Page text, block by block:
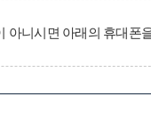
아니시면 아래의 휴대폰